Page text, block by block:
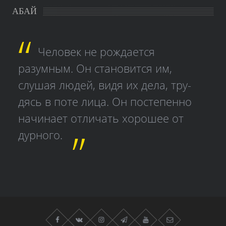
АБАЙ
Человек не рождается
разумным. Он становится им,
слушая людей, видя их дела, тру­
дясь в поте лица. Он постепенно
начинает отличать хорошее от
дурного.